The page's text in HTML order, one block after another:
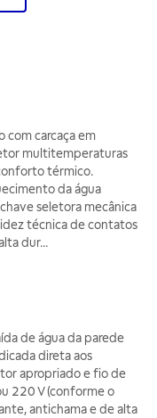
com carcaça em
multitemperaturas
térmico.
da água
seletora mecânica
técnica de contatos
dur...
de água da parede
direta aos
apropriado e fio de
220 V (conforme o
antichama e de alta